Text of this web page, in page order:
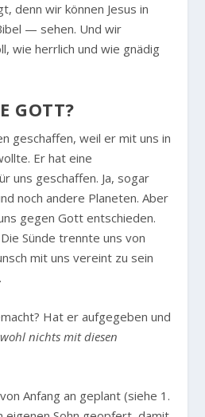
denn wir können Jesus in
— sehen. Und wir
wie herrlich und wie gnädig
GOTT?
geschaffen, weil er mit uns in
Er hat eine
uns geschaffen. Ja, sogar
noch andere Planeten. Aber
gegen Gott entschieden.
Sünde trennte uns von
mit uns vereint zu sein
Hat er aufgegeben und
nichts mit diesen
Anfang an geplant (siehe 1.